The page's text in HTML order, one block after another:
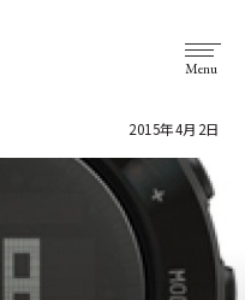
Menu
2015年4月2日